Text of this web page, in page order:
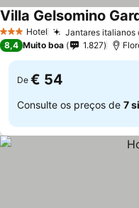
3 EstrelasHotel Jantares italianos
Villa Gelsomino
8,4 Muito boa 1.827
De € 54
Consulte os preços de 7